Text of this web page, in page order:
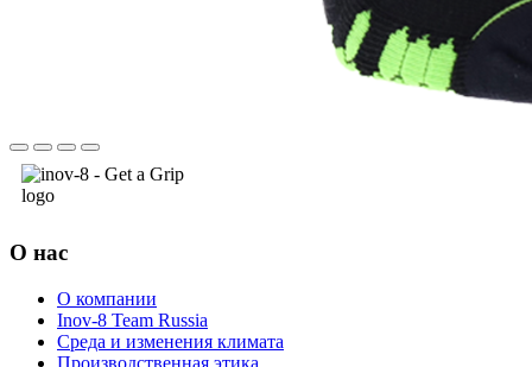
О нас
О компании
Inov-8 Team Russia
Среда и изменения климата
Производственная этика